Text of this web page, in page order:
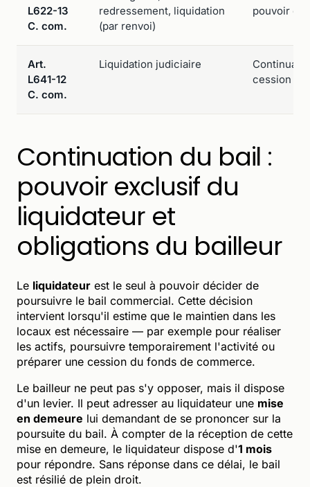
L622-13
C. com.
redressement, liquidation
(par renvoi)
pouvoir
Art.
L641-12
C. com.
Liquidation judiciaire
cession du
Continuation du bail :
pouvoir exclusif du
liquidateur et
obligations du bailleur
Le liquidateur est le seul à pouvoir décider de
poursuivre le bail commercial. Cette décision
intervient lorsqu'il estime que le maintien dans les
locaux est nécessaire — par exemple pour réaliser
les actifs, poursuivre temporairement l'activité ou
préparer une cession du fonds de commerce.
Le bailleur ne peut pas s'y opposer, mais il dispose
d'un levier. Il peut adresser au liquidateur une mise
en demeure lui demandant de se prononcer sur la
poursuite du bail. À compter de la réception de cette
mise en demeure, le liquidateur dispose d'1 mois
pour répondre. Sans réponse dans ce délai, le bail
est résilié de plein droit.